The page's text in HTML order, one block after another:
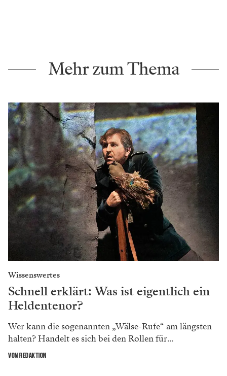
Mehr zum Thema
Wissenswertes
Schnell erklärt: Was ist eigentlich ein
Heldentenor?
Wer kann die sogenannten „Wälse-Rufe“ am längsten
halten? Handelt es sich bei den Rollen für...
VON REDAKTION